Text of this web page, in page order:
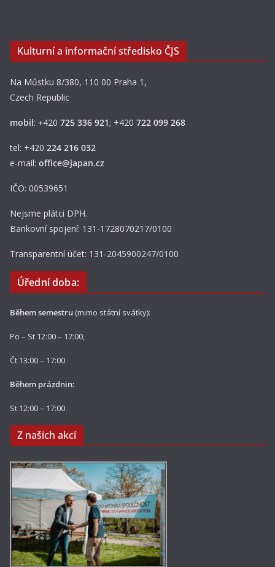
Kulturní a informační středisko ČJS
Na Můstku 8/380, 110 00 Praha 1,
Czech Republic
mobil: +420 725 336 921; +420 722 099 268
tel: +420 224 216 032
e-mail: office@japan.cz
IČO: 00539651
Nejsme plátci DPH.
Bankovní spojení: 131-1728070217/0100
Transparentní účet: 131-2045900247/0100
Úřední doba:
Během semestru (mimo státní svátky):
Po – St 12:00 – 17:00,
Čt 13:00 – 17:00
Během prázdnin:
St 12:00 – 17:00
Z našich akcí